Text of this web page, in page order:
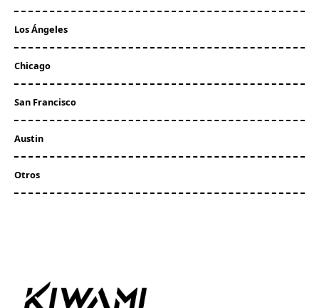
Los Ángeles
Chicago
San Francisco
Austin
Otros